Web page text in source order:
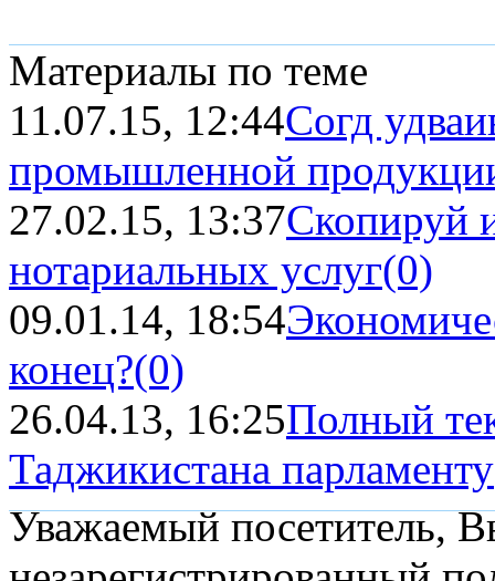
Материалы по теме
11.07.15, 12:44Согд
промышленной
27.02.15, 13:37Скопируй
нотариальных услуг(0)
09.01.14, 18:54
конец?(0)
26.04.13, 16:25Полный
Таджикистана парламенту
Уважаемый посетитель,